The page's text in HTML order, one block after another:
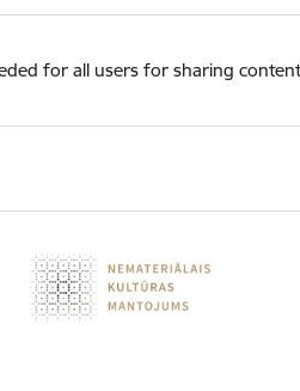
for all users for sharing content